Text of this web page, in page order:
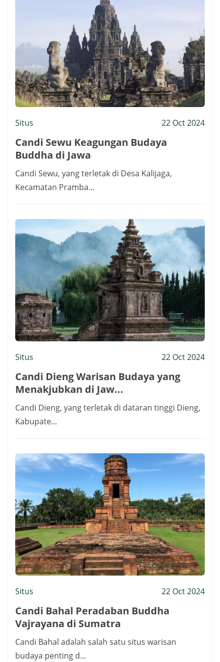
Situs 22 Oct 2024
Candi Sewu Keagungan Budaya
Buddha di Jawa
Candi Sewu, yang terletak di Desa Kalijaga,
Kecamatan Pramba...
Situs 22 Oct 2024
Candi Dieng Warisan Budaya yang
Menakjubkan di Jaw...
Candi Dieng, yang terletak di dataran tinggi Dieng,
Kabupate...
Situs 22 Oct 2024
Candi Bahal Peradaban Buddha
Vajrayana di Sumatra
Candi Bahal adalah salah satu situs warisan
budaya penting d...